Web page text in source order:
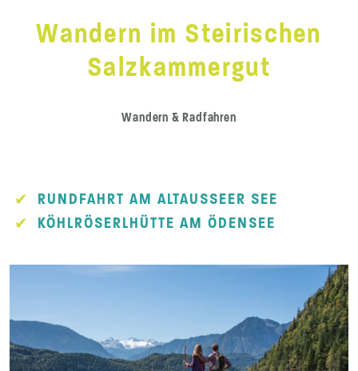
Wandern im Steirischen
Salzkammergut
Wandern & Radfahren
RUNDFAHRT AM ALTAUSSEER SEE
KÖHLRÖSERLHÜTTE AM ÖDENSEE